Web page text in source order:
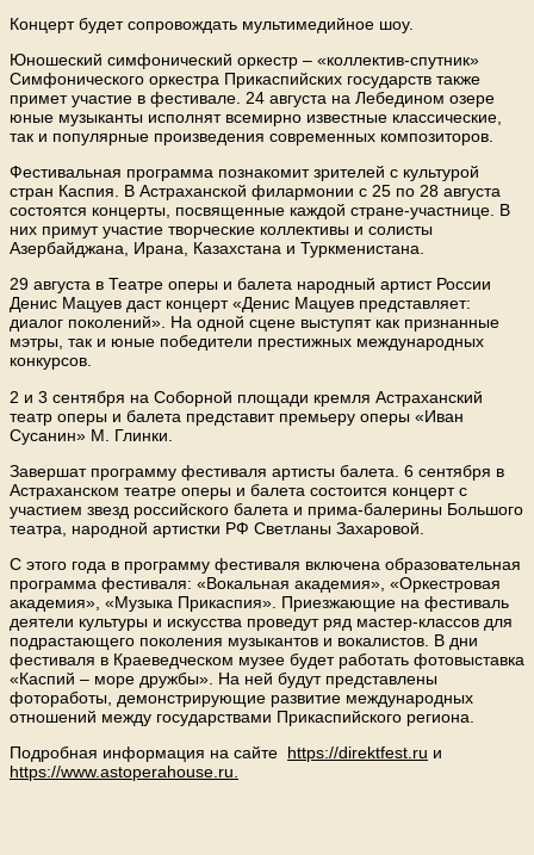
Концерт будет сопровождать мультимедийное шоу.
Юношеский симфонический оркестр – «коллектив-спутник»
Симфонического оркестра Прикаспийских государств также
примет участие в фестивале. 24 августа на Лебедином озере
юные музыканты исполнят всемирно известные классические,
так и популярные произведения современных композиторов.
Фестивальная программа познакомит зрителей с культурой
стран Каспия. В Астраханской филармонии с 25 по 28 августа
состоятся концерты, посвященные каждой стране-участнице. В
них примут участие творческие коллективы и солисты
Азербайджана, Ирана, Казахстана и Туркменистана.
29 августа в Театре оперы и балета народный артист России
Денис Мацуев даст концерт «Денис Мацуев представляет:
диалог поколений». На одной сцене выступят как признанные
мэтры, так и юные победители престижных международных
конкурсов.
2 и 3 сентября на Соборной площади кремля Астраханский
театр оперы и балета представит премьеру оперы «Иван
Сусанин» М. Глинки.
Завершат программу фестиваля артисты балета. 6 сентября в
Астраханском театре оперы и балета состоится концерт с
участием звезд российского балета и прима-балерины Большого
театра, народной артистки РФ Светланы Захаровой.
С этого года в программу фестиваля включена образовательная
программа фестиваля: «Вокальная академия», «Оркестровая
академия», «Музыка Прикаспия». Приезжающие на фестиваль
деятели культуры и искусства проведут ряд мастер-классов для
подрастающего поколения музыкантов и вокалистов. В дни
фестиваля в Краеведческом музее будет работать фотовыставка
«Каспий – море дружбы». На ней будут представлены
фотоработы, демонстрирующие развитие международных
отношений между государствами Прикаспийского региона.
Подробная информация на сайте https://direktfest.ru и
https://www.astoperahouse.ru.